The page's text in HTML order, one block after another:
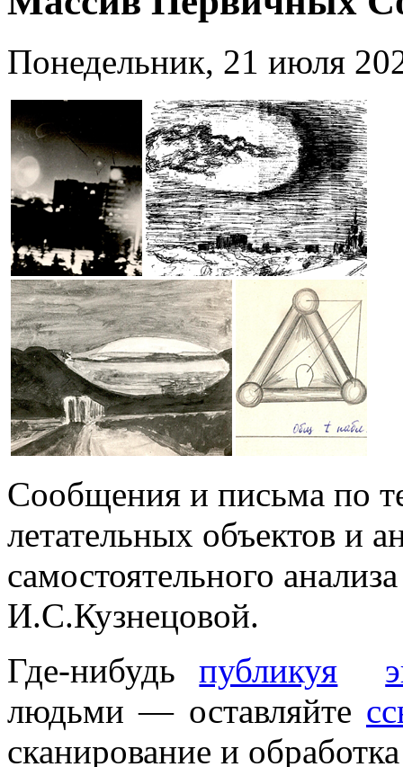
Понедельник, 21 июля
Сообщения и письма по
летательных объектов и
самостоятельного
И.С.Кузнецовой.
Где-нибудьпубликуя
людьми — оставляйте
сканирование и